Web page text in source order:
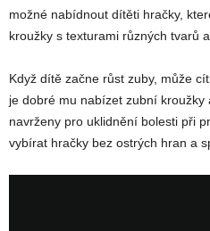
možné nabídnout dítěti hračky,
kroužky s texturami různých tvarů
Když dítě začne růst zuby, může
je dobré mu nabízet zubní kroužky
navrženy pro uklidnění bolesti při
vybírat hračky bez ostrých hran a